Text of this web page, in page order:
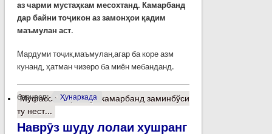
аз чарми мустаҳкам месохтанд. Камарбанд
дар байни тоҷикон аз замонҳои қадим
маъмулан аст.
Мардуми тоҷик,маъмулан,агар ба коре азм
кунанд, ҳатман чизеро ба миён мебанданд.
барчасп: Ҳунаркада
Муфассалтаро Ҷуз камарбанд заминбўси
ту нест...
Наврӯз шуду лолаи хушранг